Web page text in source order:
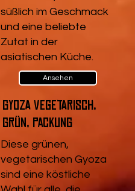
süßlich im Geschmack
und eine beliebte
Zutat in der
asiatischen Küche.
Ansehen
Gyoza vegetarisch,
Grün, Packung
Diese grünen,
vegetarischen Gyoza
sind eine köstliche